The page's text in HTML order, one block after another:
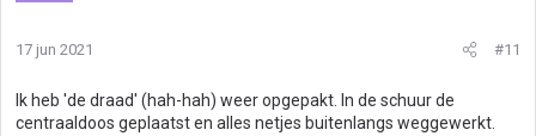
17 jun 2021 #11
Ik heb 'de draad' (hah-hah) weer opgepakt. In de schuur de
centraaldoos geplaatst en alles netjes buitenlangs weggewerkt.